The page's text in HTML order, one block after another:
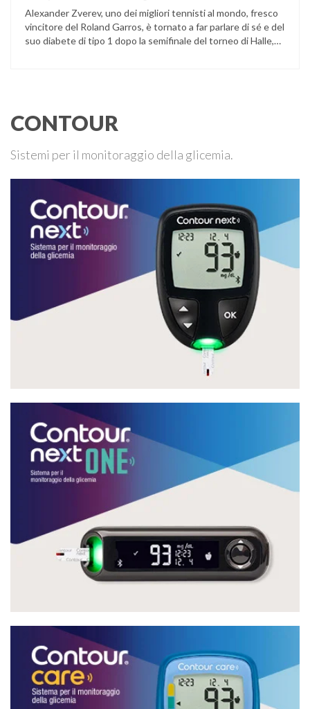
Alexander Zverev, uno dei migliori tennisti al mondo, fresco
vincitore del Roland Garros, è tornato a far parlare di sé e del
suo diabete di tipo 1 dopo la semifinale del torneo di Halle,
CONTOUR
Sistemi per il monitoraggio della glicemia.